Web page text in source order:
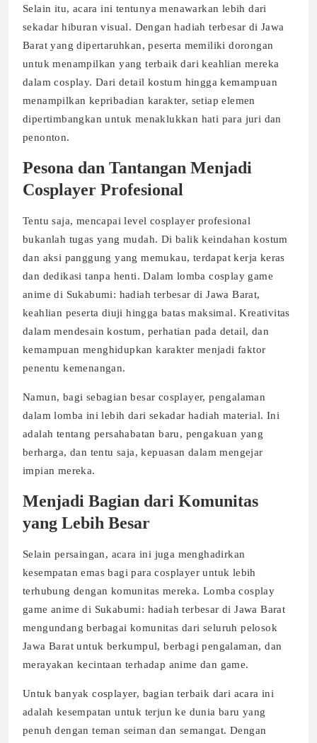
Selain itu, acara ini tentunya menawarkan lebih dari
sekadar hiburan visual. Dengan hadiah terbesar di Jawa
Barat yang dipertaruhkan, peserta memiliki dorongan
untuk menampilkan yang terbaik dari keahlian mereka
dalam cosplay. Dari detail kostum hingga kemampuan
menampilkan kepribadian karakter, setiap elemen
dipertimbangkan untuk menaklukkan hati para juri dan
penonton.
Pesona dan Tantangan Menjadi
Cosplayer Profesional
Tentu saja, mencapai level cosplayer profesional
bukanlah tugas yang mudah. Di balik keindahan kostum
dan aksi panggung yang memukau, terdapat kerja keras
dan dedikasi tanpa henti. Dalam lomba cosplay game
anime di Sukabumi: hadiah terbesar di Jawa Barat,
keahlian peserta diuji hingga batas maksimal. Kreativitas
dalam mendesain kostum, perhatian pada detail, dan
kemampuan menghidupkan karakter menjadi faktor
penentu kemenangan.
Namun, bagi sebagian besar cosplayer, pengalaman
dalam lomba ini lebih dari sekadar hadiah material. Ini
adalah tentang persahabatan baru, pengakuan yang
berharga, dan tentu saja, kepuasan dalam mengejar
impian mereka.
Menjadi Bagian dari Komunitas
yang Lebih Besar
Selain persaingan, acara ini juga menghadirkan
kesempatan emas bagi para cosplayer untuk lebih
terhubung dengan komunitas mereka. Lomba cosplay
game anime di Sukabumi: hadiah terbesar di Jawa Barat
mengundang berbagai komunitas dari seluruh pelosok
Jawa Barat untuk berkumpul, berbagi pengalaman, dan
merayakan kecintaan terhadap anime dan game.
Untuk banyak cosplayer, bagian terbaik dari acara ini
adalah kesempatan untuk terjun ke dunia baru yang
penuh dengan teman seiman dan semangat. Dengan